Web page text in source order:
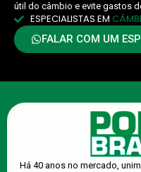
útil do câmbio e evite gastos
ESPECIALISTAS EM
FALAR COM UM
Há 40 anos no mercado,